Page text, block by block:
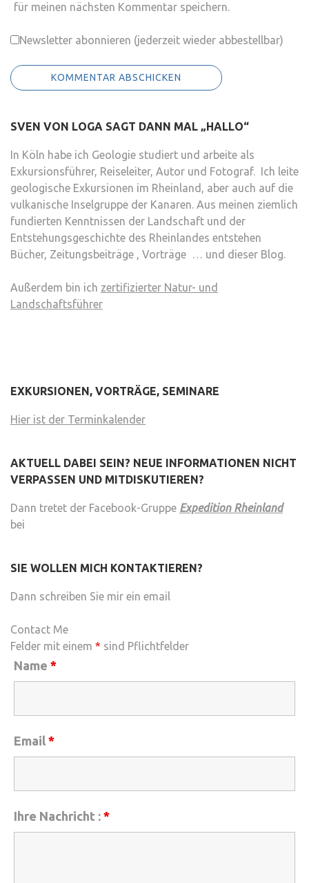
für meinen nächsten Kommentar speichern.
Newsletter abonnieren (jederzeit wieder abbestellbar)
SVEN VON LOGA SAGT DANN MAL „HALLO“
In Köln habe ich Geologie studiert und arbeite als
Exkursionsführer, Reiseleiter, Autor und Fotograf. Ich leite
geologische Exkursionen im Rheinland, aber auch auf die
vulkanische Inselgruppe der Kanaren. Aus meinen ziemlich
fundierten Kenntnissen der Landschaft und der
Entstehungsgeschichte des Rheinlandes entstehen
Bücher, Zeitungsbeiträge , Vorträge … und dieser Blog.
Außerdem bin ich zertifizierter Natur- und
Landschaftsführer
EXKURSIONEN, VORTRÄGE, SEMINARE
Hier ist der Terminkalender
AKTUELL DABEI SEIN? NEUE INFORMATIONEN NICHT
VERPASSEN UND MITDISKUTIEREN?
Dann tretet der Facebook-Gruppe Expedition Rheinland
bei
SIE WOLLEN MICH KONTAKTIEREN?
Dann schreiben Sie mir ein email
Contact Me
Felder mit einem * sind Pflichtfelder
Name *
Email *
Ihre Nachricht : *